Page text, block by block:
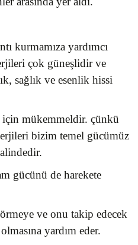
kurmamıza yardımcı
çok güneşlidir ve
sağlık ve esenlik hissi
mükemmeldir. çünkü
bizim temel gücümüz
gücünü de harekete
ve onu takip edecek
yardım eder.